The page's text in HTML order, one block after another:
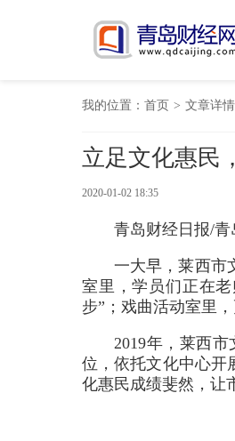
我的位置： 首页 > 文章详情
立足文化惠民
2020-01-02 18:35
青岛财经日报/青
一大早，莱西市
室里，学员们正在
步”；戏曲活动室里
2019年，莱西
位，依托文化中心开
化惠民成绩斐然，让